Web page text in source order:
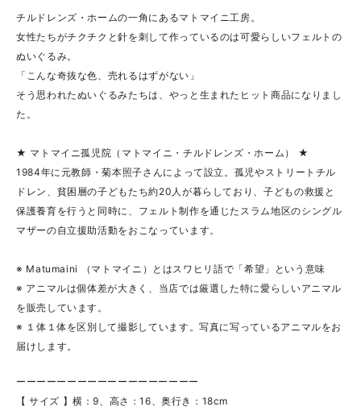
チルドレンズ・ホームの一角にあるマトマイニ工房。
女性たちがチクチクと針を刺して作っているのは可愛らしいフェルトの
ぬいぐるみ。
「こんな奇抜な色、売れるはずがない」
そう思われたぬいぐるみたちは、やっと生まれたヒット商品になりまし
た。
★ マトマイニ孤児院（マトマイニ・チルドレンズ・ホーム） ★
1984年に元教師・菊本照子さんによって設立。孤児やストリートチル
ドレン、貧困層の子どもたち約20人が暮らしており、子どもの救援と
保護養育を行うと同時に、フェルト制作を通じたスラム地区のシングル
マザーの自立援助活動をおこなっています。
※ Matumaini （マトマイニ）とはスワヒリ語で「希望」という意味
※ アニマルは個体差が大きく、当店では厳選した特に愛らしいアニマル
を販売しています。
※ １体１体を区別して撮影しています。写真に写っているアニマルをお
届けします。
ーーーーーーーーーーーーーーーーーー
【 サイズ 】横：9、高さ：16、奥行き：18cm